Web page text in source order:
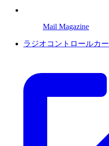
Mail Magazine
ラジオコントロールカー